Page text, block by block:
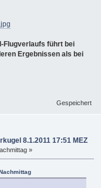
Flugverlaufs führt bei
Ergebnissen als bei
Gespeichert
8.1.2011 17:51 MEZ
»